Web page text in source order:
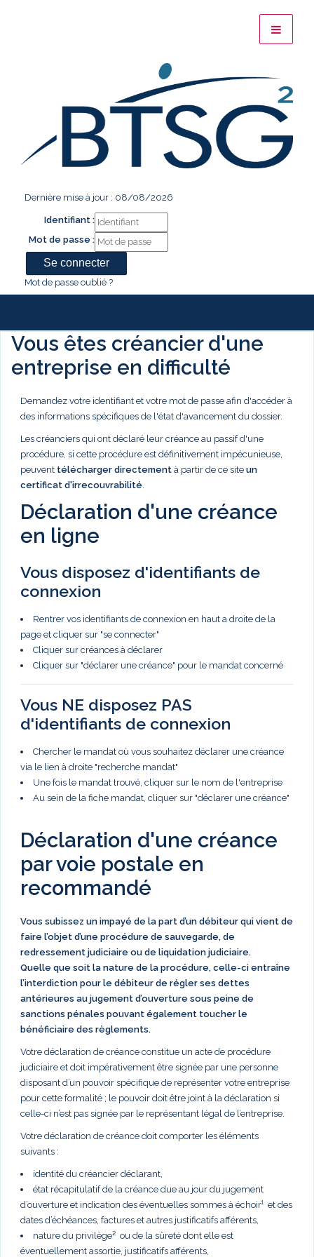
Dernière mise à jour : 08/08/2026
Identifiant :
Mot de passe :
Mot de passe oublié ?
Vous êtes créancier d'une
entreprise en difficulté
Demandez votre identifiant et votre mot de passe afin d'accéder à
des informations spécifiques de l'état d'avancement du dossier.
Les créanciers qui ont déclaré leur créance au passif d'une
procédure, si cette procédure est définitivement impécunieuse,
peuvent télécharger directement à partir de ce site un
certificat d'irrecouvrabilité.
Déclaration d'une créance
en ligne
Vous disposez d'identifiants de
connexion
Rentrer vos identifiants de connexion en haut a droite de la
page et cliquer sur "se connecter"
Cliquer sur créances à déclarer
Cliquer sur "déclarer une créance" pour le mandat concerné
Vous NE disposez PAS
d'identifiants de connexion
Chercher le mandat où vous souhaitez déclarer une créance
via le lien à droite "recherche mandat"
Une fois le mandat trouvé, cliquer sur le nom de l'entreprise
Au sein de la fiche mandat, cliquer sur "déclarer une créance"
Déclaration d'une créance
par voie postale en
recommandé
Vous subissez un impayé de la part d’un débiteur qui vient de
faire l’objet d’une procédure de sauvegarde, de
redressement judiciaire ou de liquidation judiciaire.
Quelle que soit la nature de la procédure, celle-ci entraîne
l’interdiction pour le débiteur de régler ses dettes
antérieures au jugement d’ouverture sous peine de
sanctions pénales pouvant également toucher le
bénéficiaire des règlements.
Votre déclaration de créance constitue un acte de procédure
judiciaire et doit impérativement être signée par une personne
disposant d’un pouvoir spécifique de représenter votre entreprise
pour cette formalité ; le pouvoir doit être joint à la déclaration si
celle-ci n’est pas signée par le représentant légal de l’entreprise.
Votre déclaration de créance doit comporter les éléments
suivants :
identité du créancier déclarant,
état récapitulatif de la créance due au jour du jugement
d’ouverture et indication des éventuelles sommes à échoir¹ et des
dates d’échéances, factures et autres justificatifs afférents,
nature du privilège² ou de la sûreté dont elle est
éventuellement assortie, justificatifs afférents,